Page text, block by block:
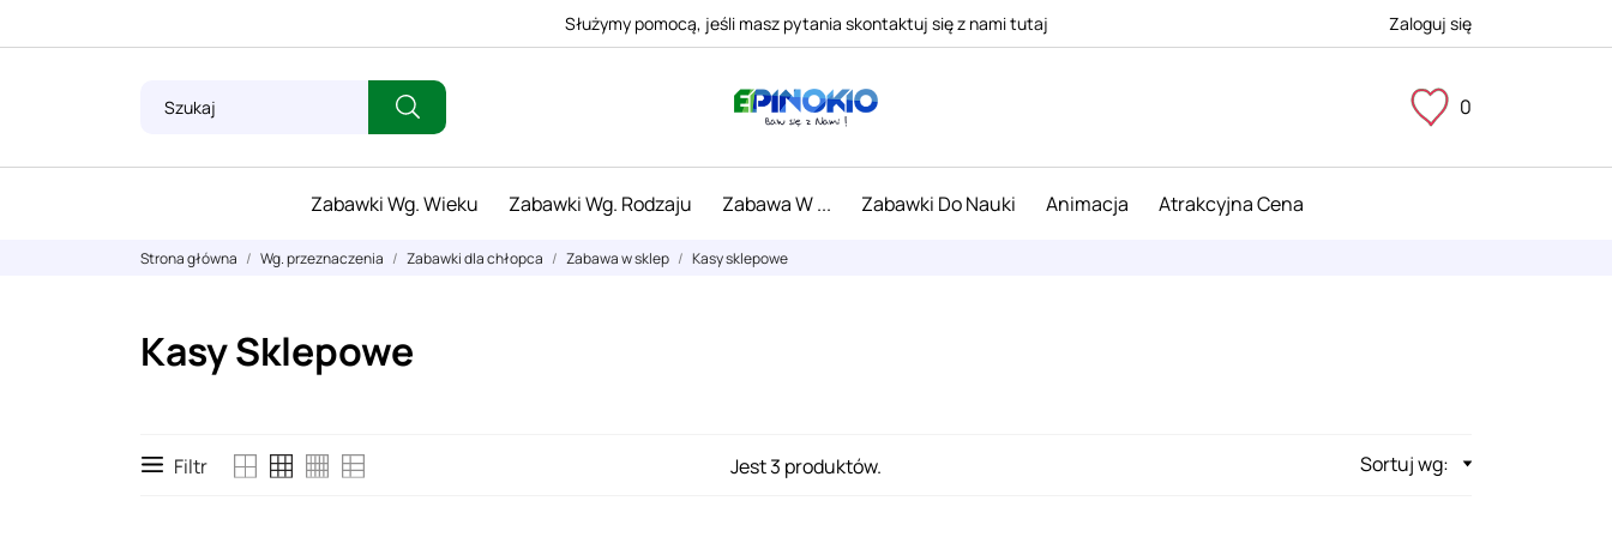
Służymy pomocą, jeśli masz pytania skontaktuj się z nami tutaj Zaloguj się
0
Zabawki Wg. Wieku Zabawki Wg. Rodzaju Zabawa W ... Zabawki Do Nauki Animacja Atrakcyjna Cena
Strona główna Wg. przeznaczenia Zabawki dla chłopca Zabawa w sklep Kasy sklepowe
Kasy Sklepowe
Filtr Jest 3 produktów. Sortuj wg: